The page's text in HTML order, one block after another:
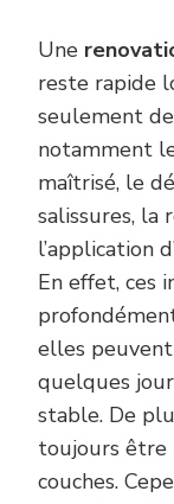
Une
reste rapide
seulement
notamment
maîtrisé, le
salissures, la
l’application
En effet, ces
elles
quelques
stable. De
toujours être
couches.